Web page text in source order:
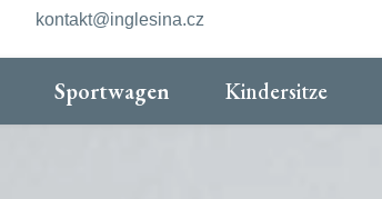
kontakt@inglesina.cz
Sportwagen Kindersitze